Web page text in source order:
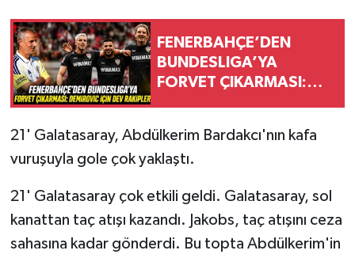
FENERBAHÇE’DEN
BUNDESLIGA’YA
FORVET ÇIKARMASI:
21' Galatasaray, Abdülkerim Bardakcı'nın kafa
vuruşuyla gole çok yaklaştı.
21' Galatasaray çok etkili geldi. Galatasaray, sol
kanattan taç atışı kazandı. Jakobs, taç atışını ceza
sahasına kadar gönderdi. Bu topta Abdülkerim'in